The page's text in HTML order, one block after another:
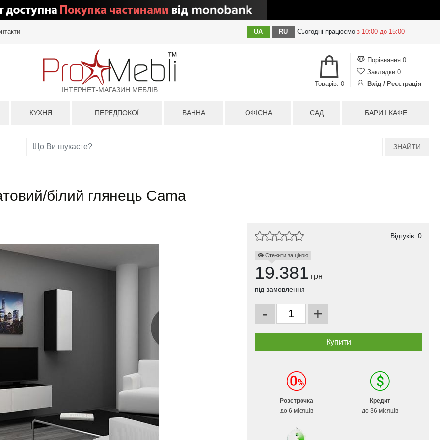
UA RU Сьогодні працюємо з 10:00 до 15:00
ІНТЕРНЕТ-МАГАЗИН МЕБЛІВ
Порівняння 0
Закладки 0
Вхід / Реєстрація
Товарів: 0
КУХНЯ ПЕРЕДПОКОЇ ВАННА ОФІСНА САД БАРИ І КАФЕ
ЗНАЙТИ
білий глянець Cama
Відгуків: 0
Стежити за ціною
19.381 грн
під замовлення
- +
Розстрочка
до 6 місяців
Кредит
до 36 місяців